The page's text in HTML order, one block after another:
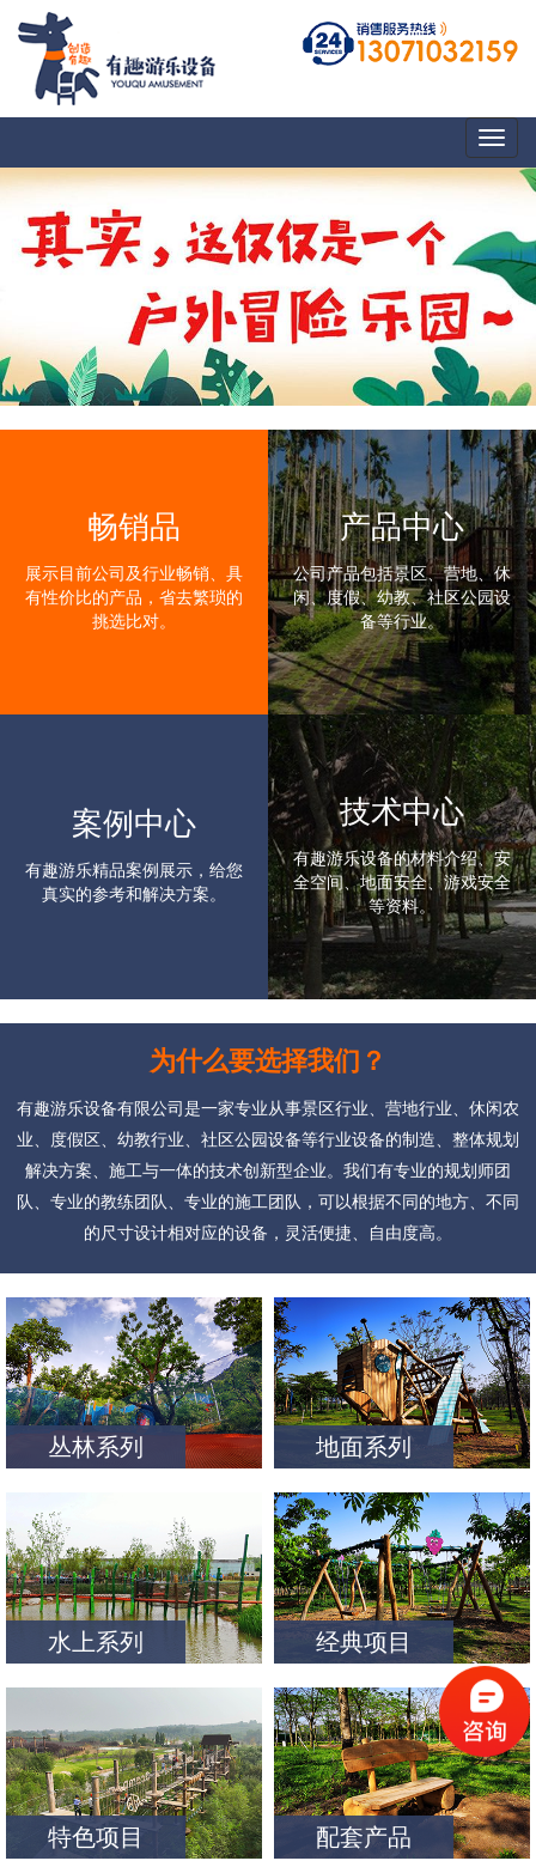
Toggle
畅销品
展示目前公司及行业畅销、具
有性价比的产品，省去繁琐的
挑选比对。
产品中心
公司产品包括景区、营地、休
闲、度假、幼教、社区公园设
备等行业。
案例中心
有趣游乐精品案例展示，给您
真实的参考和解决方案。
技术中心
有趣游乐设备的材料介绍、安
全空间、地面安全、游戏安全
等资料。
为什么要选择我们？
有趣游乐设备有限公司是一家专业从事景区行业、营地行业、休闲农
业、度假区、幼教行业、社区公园设备等行业设备的制造、整体规划
解决方案、施工与一体的技术创新型企业。我们有专业的规划师团
队、专业的教练团队、专业的施工团队，可以根据不同的地方、不同
的尺寸设计相对应的设备，灵活便捷、自由度高。
丛林系列 地面系列
水上系列 经典项目
特色项目 配套产品